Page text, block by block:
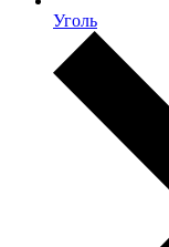
Уголь